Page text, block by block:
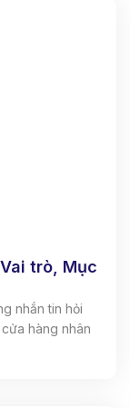
trò, Mục
nhắn tin hỏi
hàng nhân